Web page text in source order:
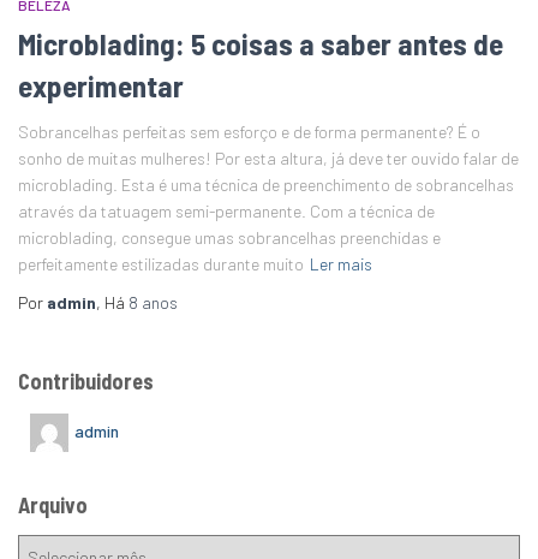
BELEZA
Microblading: 5 coisas a saber antes de
experimentar
Sobrancelhas perfeitas sem esforço e de forma permanente? É o
sonho de muitas mulheres! Por esta altura, já deve ter ouvido falar de
microblading. Esta é uma técnica de preenchimento de sobrancelhas
através da tatuagem semi-permanente. Com a técnica de
microblading, consegue umas sobrancelhas preenchidas e
perfeitamente estilizadas durante muito Ler mais
Por admin, Há 8 anos
Contribuidores
admin
Arquivo